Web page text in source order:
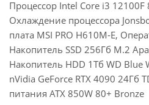
Процессор Intel Core i3 12100F
Охлаждение процессора
плата MSI PRO H610M-E,
Накопитель SSD 256Гб M.2
Накопитель HDD 1Тб WD Blue
nVidia GeForce RTX 4090 24Гб
питания ATX 850W 80+ Bronze